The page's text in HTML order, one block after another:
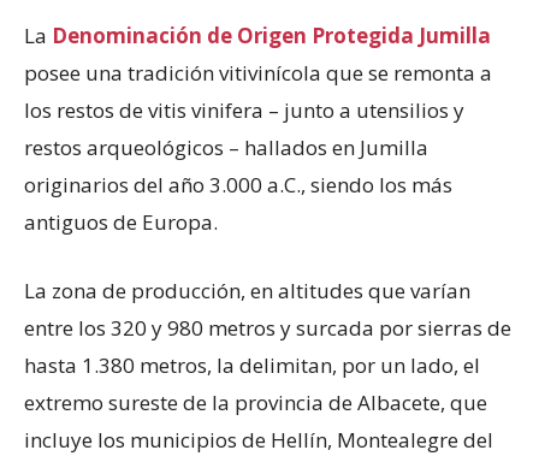
La Denominación de Origen Protegida Jumilla
posee una tradición vitivinícola que se remonta a
los restos de vitis vinifera – junto a utensilios y
restos arqueológicos – hallados en Jumilla
originarios del año 3.000 a.C., siendo los más
antiguos de Europa.
La zona de producción, en altitudes que varían
entre los 320 y 980 metros y surcada por sierras de
hasta 1.380 metros, la delimitan, por un lado, el
extremo sureste de la provincia de Albacete, que
incluye los municipios de Hellín, Montealegre del